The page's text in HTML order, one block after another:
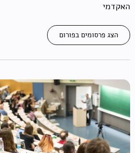
האקדמי
הצג פרסומים בפורום